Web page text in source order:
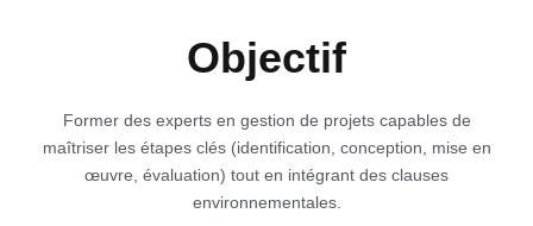
Objectif
Former des experts en gestion de projets capables de
maîtriser les étapes clés (identification, conception, mise en
œuvre, évaluation) tout en intégrant des clauses
environnementales.